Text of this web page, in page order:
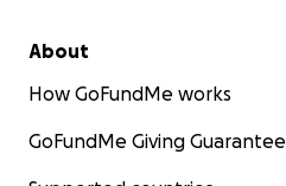
About
How GoFundMe works
GoFundMe Giving Guarantee